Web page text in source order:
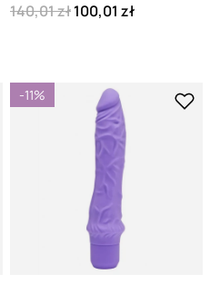
140,01 zł100,01 zł
-11%